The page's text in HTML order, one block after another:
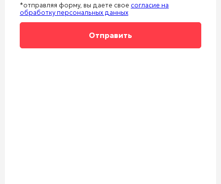
*отправляя форму, вы даете свое согласие на
обработку персональных данных